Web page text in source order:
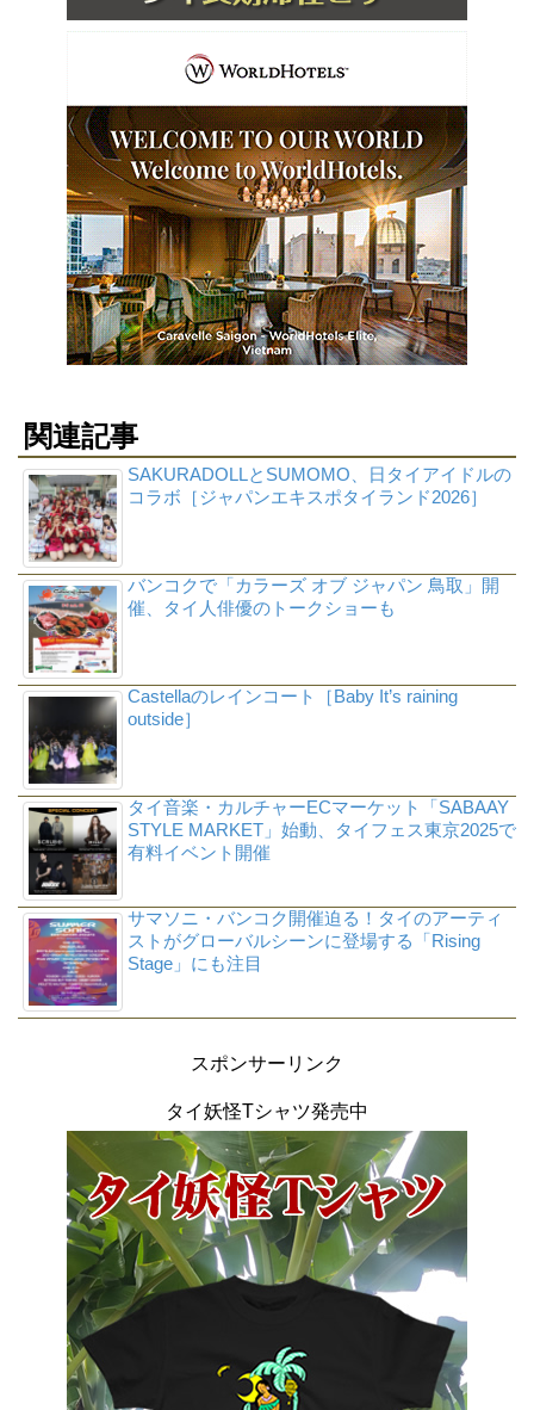
関連記事
SAKURADOLLとSUMOMO、日タイアイドルの
コラボ［ジャパンエキスポタイランド2026］
バンコクで「カラーズ オブ ジャパン 鳥取」開
催、タイ人俳優のトークショーも
Castellaのレインコート［Baby It’s raining
outside］
タイ音楽・カルチャーECマーケット「SABAAY
STYLE MARKET」始動、タイフェス東京2025で
有料イベント開催
サマソニ・バンコク開催迫る！タイのアーティ
ストがグローバルシーンに登場する「Rising
Stage」にも注目
スポンサーリンク
タイ妖怪Tシャツ発売中